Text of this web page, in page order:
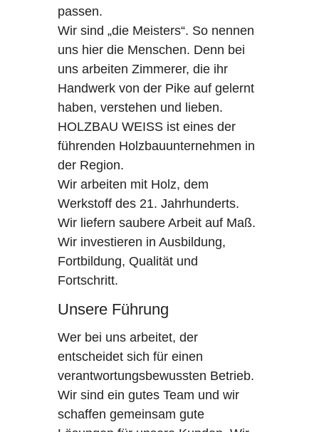
passen.
Wir sind „die Meisters“. So nennen
uns hier die Menschen. Denn bei
uns arbeiten Zimmerer, die ihr
Handwerk von der Pike auf gelernt
haben, verstehen und lieben.
HOLZBAU WEISS ist eines der
führenden Holzbauunternehmen in
der Region.
Wir arbeiten mit Holz, dem
Werkstoff des 21. Jahrhunderts.
Wir liefern saubere Arbeit auf Maß.
Wir investieren in Ausbildung,
Fortbildung, Qualität und
Fortschritt.
Unsere Führung
Wer bei uns arbeitet, der
entscheidet sich für einen
verantwortungsbewussten Betrieb.
Wir sind ein gutes Team und wir
schaffen gemeinsam gute